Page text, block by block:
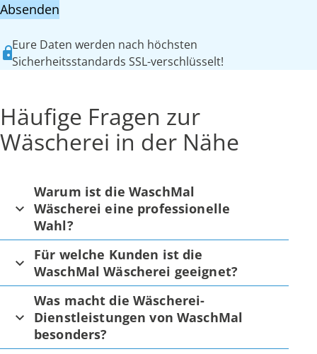
Absenden
Eure Daten werden nach höchsten
Sicherheitsstandards SSL-verschlüsselt!
Häufige Fragen zur
Wäscherei in der Nähe
Warum ist die WaschMal
Wäscherei eine professionelle
Wahl?
Für welche Kunden ist die
WaschMal Wäscherei geeignet?
Was macht die Wäscherei-
Dienstleistungen von WaschMal
besonders?